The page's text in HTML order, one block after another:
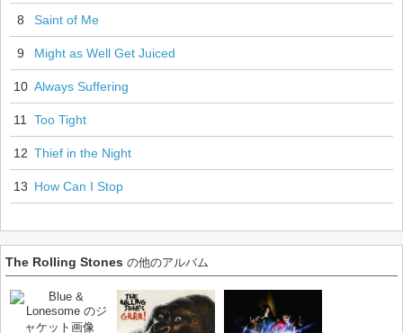
8 Saint of Me
9 Might as Well Get Juiced
10 Always Suffering
11 Too Tight
12 Thief in the Night
13 How Can I Stop
The Rolling Stones の他のアルバム